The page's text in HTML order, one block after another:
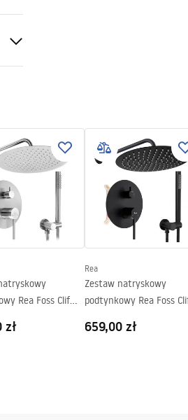
Rea Foss Clif
zł
Rea
Zestaw natryskowy
podtynkowy Rea Foss
659,00 zł